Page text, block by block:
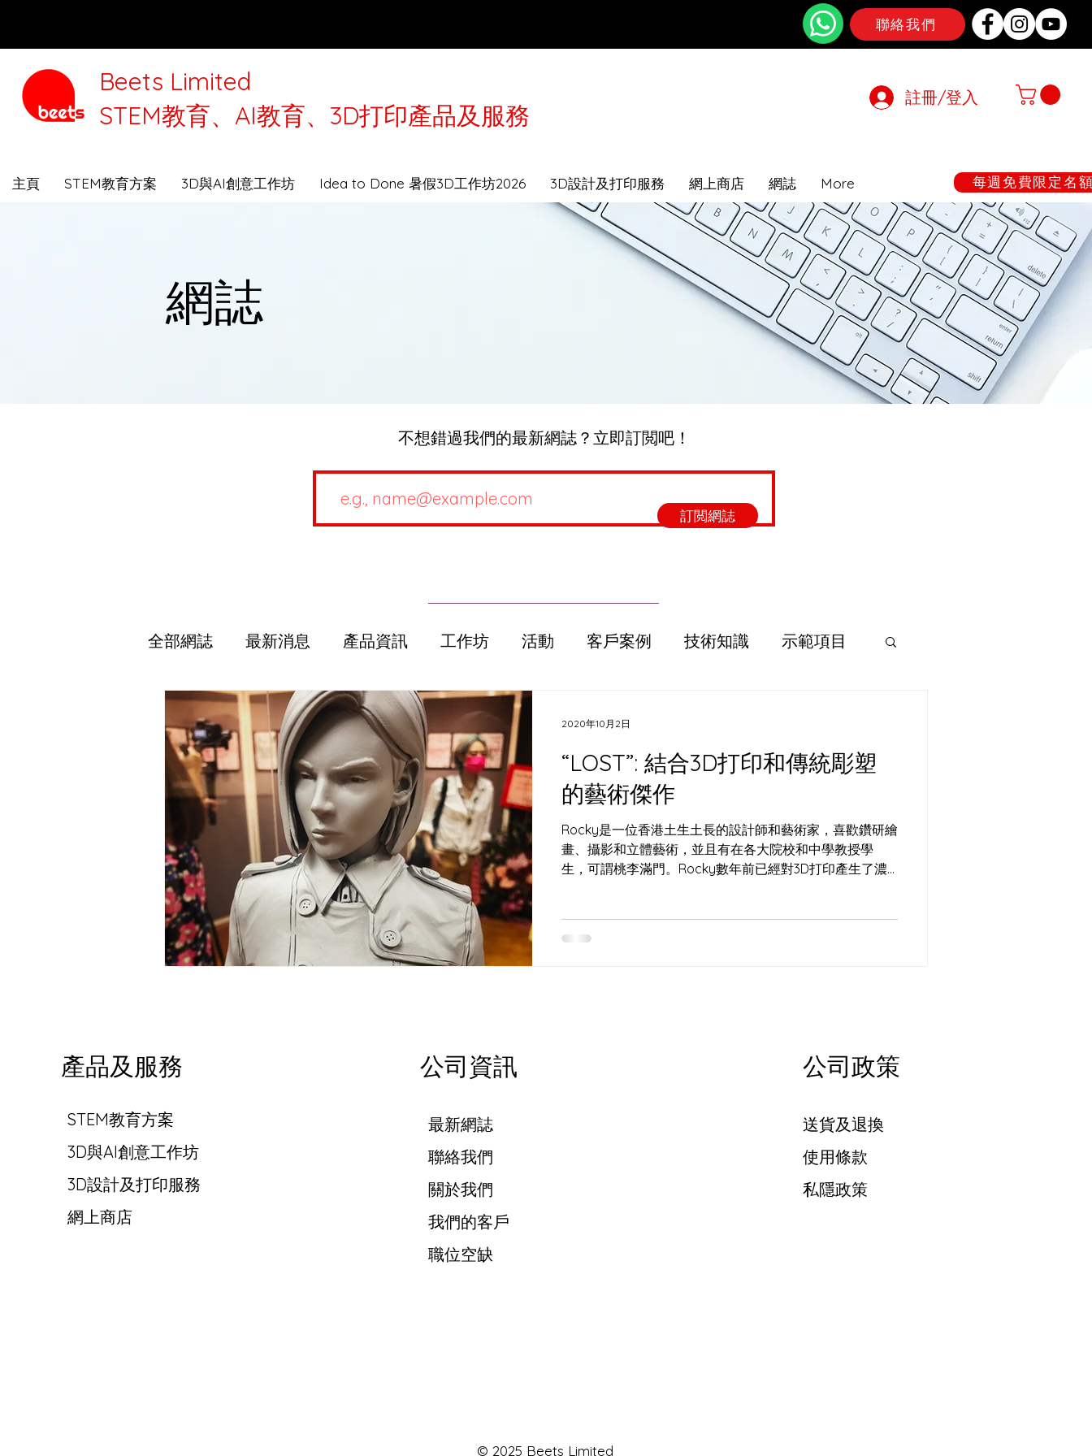
聯絡我們
Beets Limited
STEM教育、AI教育、3D打印產品及服務
註冊/登入
主頁 STEM教育方案 3D與AI創意工作坊 Idea to Done 暑假3D工作坊2026 3D設計及打印服務 網上商店 網誌 More 每週免費限定名
網誌
不想錯過我們的最新網誌？立即訂閲吧！
訂閲網誌
全部網誌 最新消息 產品資訊 工作坊 活動 客戶案例 技術知識 示範項目
資訊分享 3D打印機選購指南 Beets Talk
“LOST”: 結合3D打印和傳統彫塑
的藝術傑作
Rocky是一位香港土生土長的設計師和藝術家，喜歡鑽研繪
畫、攝影和立體藝術，並且有在各大院校和中學教授學
生，可謂桃李滿門。Rocky數年前已經對3D打印產生了濃
2020年10月2日
產品及服務
STEM教育方案
3D與AI創意工作坊
3D設計及打印服務
網上商店
公司資訊
最新網誌
聯絡我們
關於我們
我們的客戶
職位空缺
公司政策
送貨及退換
使用條款
私隱政策
© 2025 Beets Limited